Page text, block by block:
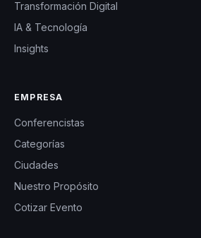
Transformación Digital
IA & Tecnología
Insights
EMPRESA
Conferencistas
Categorías
Ciudades
Nuestro Propósito
Cotizar Evento